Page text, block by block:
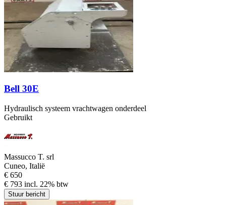
Bell 30E
Hydraulisch systeem vrachtwagen onderdeel
Gebruikt
Massucco T. srl
Cuneo, Italië
€ 650
€ 793 incl. 22% btw
Stuur bericht